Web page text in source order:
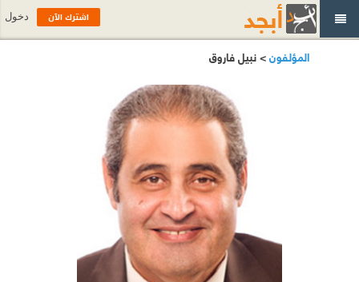
المؤلفون> نبيل فاروق
اشترك الآن دخول